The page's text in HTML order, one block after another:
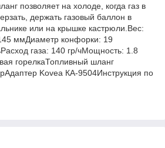
позволяет на холоде, когда газ в
держать газовый баллон в
или на крышке кастрюли.Вес:
ммДиаметр конфорки: 19
газа: 140 гр/чМощность: 1.8
горелкаТопливный шланг
Kovea КА-9504Инструкция по